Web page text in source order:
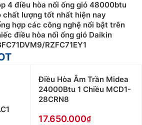
4 điều hòa nối ống gió 48000btu
chất lượng tốt nhất hiện nay
hợp các công nghệ nổi bật trên
điều hòa nối ống gió Daikin
RZFC71EY1
Điều Hòa Âm Trần Midea
24000Btu 1 Chiều MCD1-
28CRN8
17.650.000